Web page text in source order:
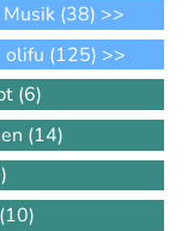
Musik (38) >>
olifu (125) >>
(6)
(14)
(10)